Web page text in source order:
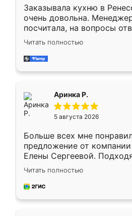
Заказывала кухню в
очень довольна.
посчитала, на вопросы
Замерщик приехал в
делу со всей
за день, ребята работали
Читать полностью
Аринка Р.
5 августа 2026
Больше всех мне
предложение от компании
Елены Сергеевой.
короткие сроки
для замера сотрудник
предложил по моему
Читать полностью